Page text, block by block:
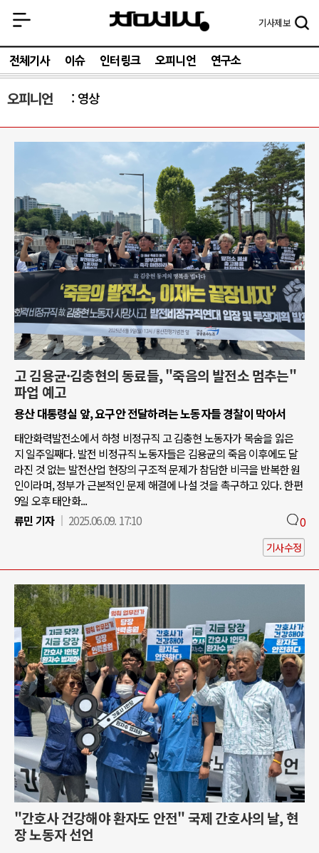
기사제보
전체기사 이슈 인터링크 오피니언 연구소
오피니언 영상
고 김용균·김충현의 동료들, "죽음의 발전소 멈추는"
파업 예고
용산 대통령실 앞, 요구안 전달하려는 노동자들 경찰이 막아서
태안화력발전소에서 하청 비정규직 고 김충현 노동자가 목숨을 잃은
지 일주일째다. 발전 비정규직 노동자들은 김용균의 죽음 이후에도 달
라진 것 없는 발전산업 현장의 구조적 문제가 참담한 비극을 반복한 원
인이라며, 정부가 근본적인 문제 해결에 나설 것을 촉구하고 있다. 한편
9일 오후 태안화...
류민 기자
2025.06.09. 17:10 0
기사수정
"간호사 건강해야 환자도 안전" 국제 간호사의 날, 현
장 노동자 선언